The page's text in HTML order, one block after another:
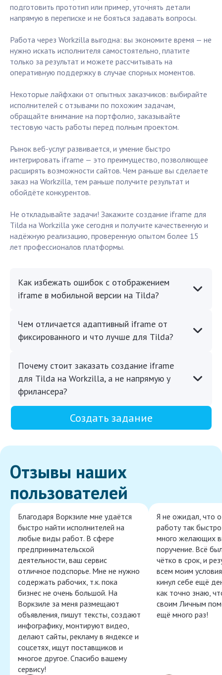
подготовить прототип или пример, уточнять детали
напрямую в переписке и не бояться задавать вопросы.
Работа через Workzilla выгодна: вы экономите время — не
нужно искать исполнителя самостоятельно, платите
только за результат и можете рассчитывать на
оперативную поддержку в случае спорных моментов.
Некоторые лайфхаки от опытных заказчиков: выбирайте
исполнителей с отзывами по похожим задачам,
обращайте внимание на портфолио, заказывайте
тестовую часть работы перед полным проектом.
Рынок веб-услуг развивается, и умение быстро
интегрировать iframe — это преимущество, позволяющее
расширять возможности сайтов. Чем раньше вы сделаете
заказ на Workzilla, тем раньше получите результат и
обойдёте конкурентов.
Не откладывайте задачи! Закажите создание iframe для
Tilda на Workzilla уже сегодня и получите качественную и
надёжную реализацию, проверенную опытом более 15
лет профессионалов платформы.
Как избежать ошибок с отображением
iframe в мобильной версии на Tilda?
Чем отличается адаптивный iframe от
фиксированного и что лучше для Tilda?
Почему стоит заказать создание iframe
для Tilda на Workzilla, а не напрямую у
фрилансера?
Создать задание
Отзывы наших
пользователей
Благодаря Воркзиле мне удаётся
быстро найти исполнителей на
любые виды работ. В сфере
предпринимательской
деятельности, ваш сервис
отличное подспорье. Мне не нужно
содержать рабочих, т.к. пока
бизнес не очень большой. На
Воркзиле за меня размещают
объявления, пишут тексты, создают
инфографику, монтируют видео,
делают сайты, рекламу в яндексе и
соцсетях, ищут поставщиков и
многое другое. Спасибо вашему
сервису!
Я не ожидал, что
работу так
много желающих
поручение. Всё
чётко в срок, и
всем моим
кинул себе ещё
как точно знаю,
своим Личным
ещё много раз!